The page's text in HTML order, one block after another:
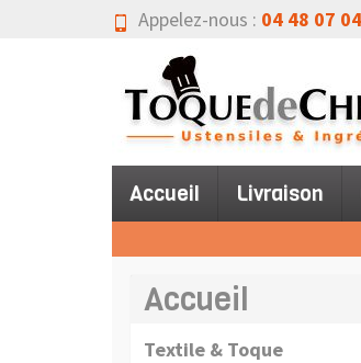
Appelez-nous : 04 48 07
Accueil Livraison
Accueil
Textile & Toque